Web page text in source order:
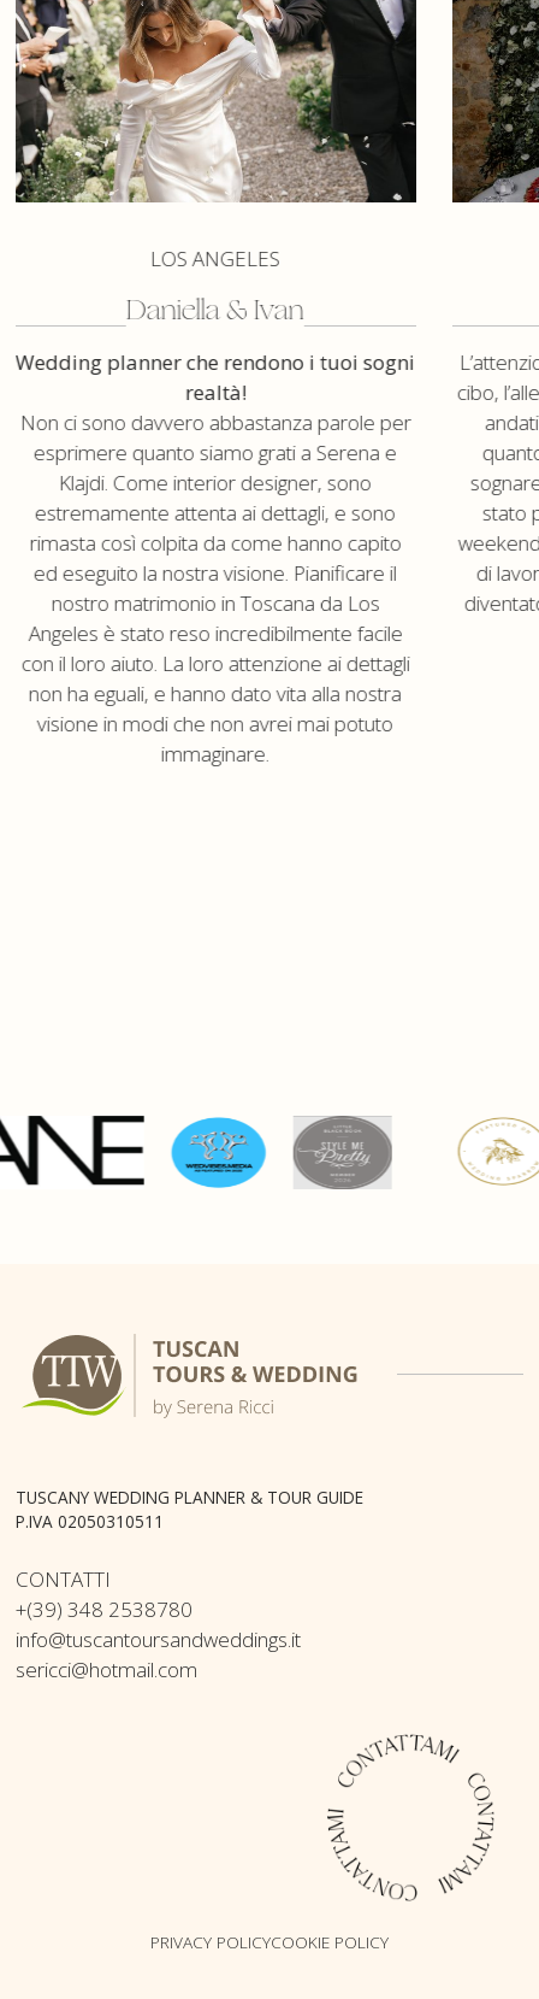
LOS ANGELES
Daniella & Ivan
Wedding planner che rendono i tuoi sogni
realtà!
Non ci sono davvero abbastanza parole per
esprimere quanto siamo grati a Serena e
Klajdi. Come interior designer, sono
estremamente attenta ai dettagli, e sono
rimasta così colpita da come hanno capito
ed eseguito la nostra visione. Pianificare il
nostro matrimonio in Toscana da Los
Angeles è stato reso incredibilmente facile
con il loro aiuto. La loro attenzione ai dettagli
non ha eguali, e hanno dato vita alla nostra
visione in modi che non avrei mai potuto
immaginare.
cibo,
stato
di
TUSCANY WEDDING PLANNER & TOUR GUIDE
P.IVA 02050310511
CONTATTI
+(39) 348 2538780
info@tuscantoursandweddings.it
sericci@hotmail.com
PRIVACY POLICYCOOKIE POLICY